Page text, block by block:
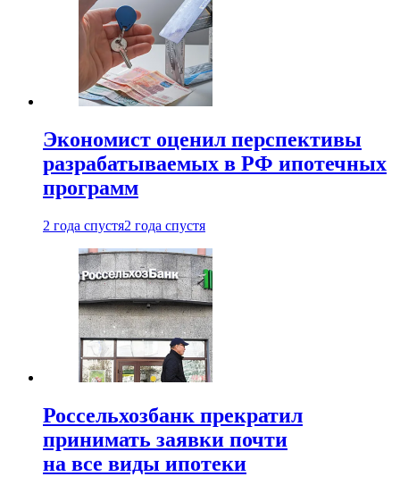
Экономист оценил перспективы
разрабатываемых в РФ ипотечных
программ
2 года спустя2 года спустя
Россельхозбанк прекратил
принимать заявки почти
на все виды ипотеки